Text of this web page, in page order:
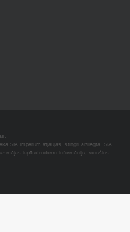
SIA Imperum atļaujas, stingri aizliegta. SIA
mājas lapā atrodamo informāciju, radušies